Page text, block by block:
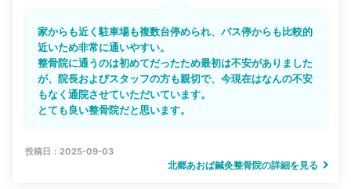
家からも近く駐車場も複数台停められ、バス停からも比較的
近いため非常に通いやすい。
整骨院に通うのは初めてだったため最初は不安がありました
が、院長およびスタッフの方も親切で、今現在はなんの不安
もなく通院させていただいています。
とても良い整骨院だと思います。
投稿日：2025-09-03
北郷あおば鍼灸整骨院の詳細を見る